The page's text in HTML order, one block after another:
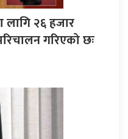
लागि २६ हजार
गरिएको छः